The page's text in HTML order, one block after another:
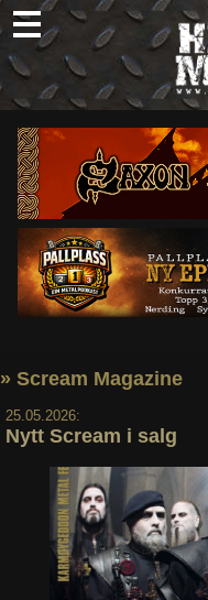
Skip
to
content
Søk
» Scream Magazine
25.05.2026:
Nytt Scream i salg